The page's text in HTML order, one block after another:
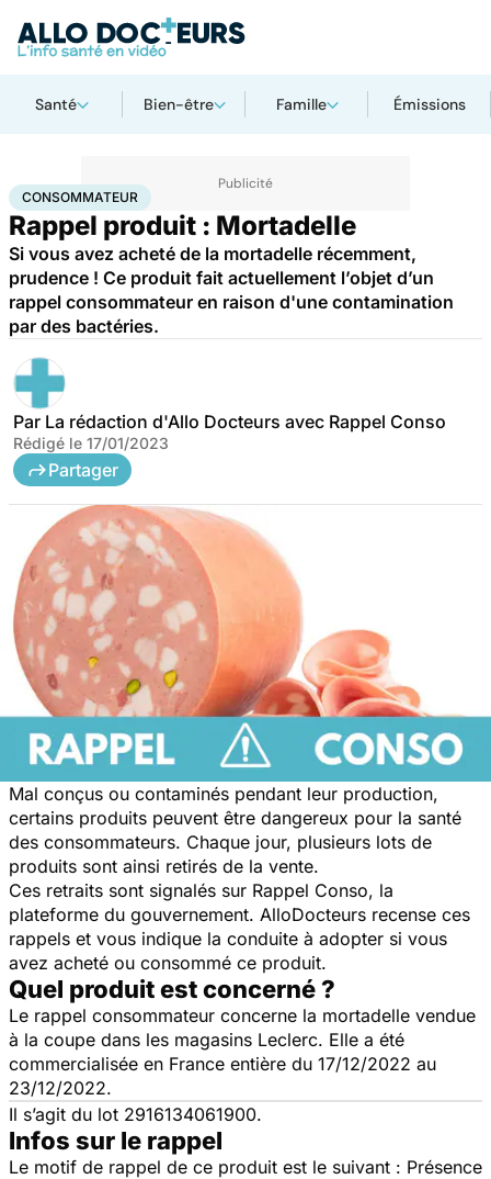
Santé Bien-être Famille Émissions
AccueilSantéConsommateur
CONSOMMATEUR
Rappel produit : Mortadelle
Si vous avez acheté de la mortadelle récemment,
prudence ! Ce produit fait actuellement l’objet d’un
rappel consommateur en raison d'une contamination
par des bactéries.
Par La rédaction d'Allo Docteurs avec Rappel Conso
Rédigé le 17/01/2023
Partager
Mal conçus ou contaminés pendant leur production,
certains produits peuvent être dangereux pour la santé
des consommateurs. Chaque jour, plusieurs lots de
produits sont ainsi retirés de la vente.
Ces retraits sont signalés sur Rappel Conso, la
plateforme du gouvernement. AlloDocteurs recense ces
rappels et vous indique la conduite à adopter si vous
avez acheté ou consommé ce produit.
Quel produit est concerné ?
Le rappel consommateur concerne la mortadelle vendue
à la coupe dans les magasins Leclerc. Elle a été
commercialisée en France entière du 17/12/2022 au
23/12/2022.
Il s’agit du lot 2916134061900.
Infos sur le rappel
Le motif de rappel de ce produit est le suivant : Présence